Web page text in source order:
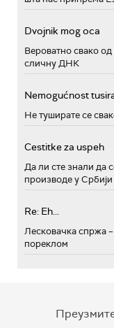
Dvojnik mog oca
Вероватно свако од
сличну ДНК
Nemogućnost
Не туширате се
Cestitke za uspeh
Да ли сте знали да
производе у Србији
Re: Eh...
Лесковачка спржа
пореклом